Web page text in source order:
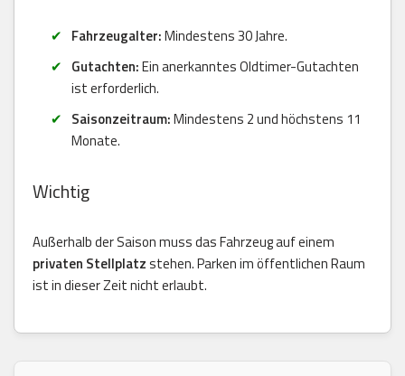
Fahrzeugalter:Mindestens 30 Jahre.
Gutachten:Ein anerkanntes Oldtimer-Gutachten
ist erforderlich.
Saisonzeitraum:Mindestens 2 und höchstens 11
Monate.
Wichtig
Außerhalb der Saison muss das Fahrzeug auf einem
privaten Stellplatzstehen. Parken im öffentlichen Raum
ist in dieser Zeit nicht erlaubt.